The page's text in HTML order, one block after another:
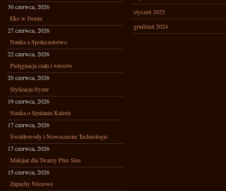
30 czerwca, 2026
Eko w Domu
27 czerwca, 2026
Nauka a Społeczeństwo
22 czerwca, 2026
Pielęgnacja ciała i włosów
20 czerwca, 2026
Stylizacja fryzur
19 czerwca, 2026
Nauka o Spalaniu Kalorii
17 czerwca, 2026
Światłowody i Nowoczesne Technologie
17 czerwca, 2026
Makijaż dla Twarzy Plus Size
15 czerwca, 2026
Zapachy Niszowe
styczeń 2025
grudzień 2024